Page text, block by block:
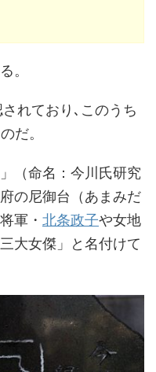
。
れており､このうち
だ。
（命名：今川氏研究
の尼御台（あまみだ
軍・ 北条政子や女地
大女傑」と名付けて